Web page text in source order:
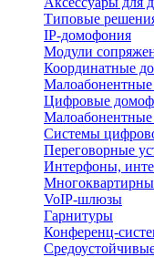
Типовые
IP-домофония
Модули
Координатные
Цифровые
Системы
Переговорные
Интерфоны,
VoIP-шлюзы
Гарнитуры
Конференц-